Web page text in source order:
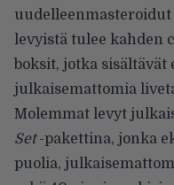
levyistä tulee kahden
boksit, jotka
julkaisemattomia
Molemmat levyt
Set-pakettina, jonka
puolia,